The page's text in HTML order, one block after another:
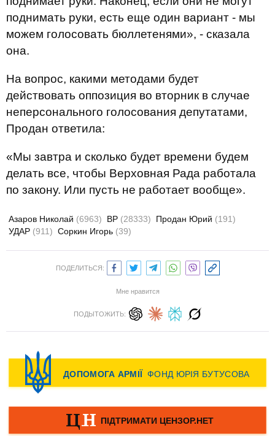
поднимать руки, есть еще один вариант - мы
можем голосовать бюллетенями», - сказала
она.
На вопрос, какими методами будет
действовать оппозиция во вторник в случае
неперсонального голосования депутатами,
Продан ответила:
«Мы завтра и сколько будет времени будем
делать все, чтобы Верховная Рада работала
по закону. Или пусть не работает вообще».
Азаров Николай (6963) ВР (28333) Продан Юрий (191)
УДАР (911) Соркин Игорь (39)
ПОДЕЛИТЬСЯ:
Мне нравится
ПОДЫТОЖИТЬ: